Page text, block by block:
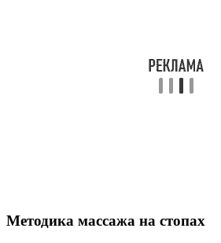
Методика массажа на стопах